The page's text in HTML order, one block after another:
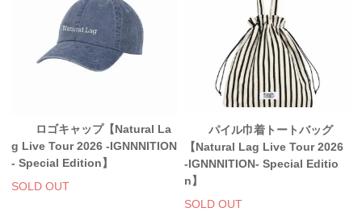
ロゴキャップ【Natural La
g Live Tour 2026 -IGNNNITION
- Special Edition】
SOLD OUT
パイル巾着トートバッグ
【Natural Lag Live Tour 2026
-IGNNNITION- Special Editio
n】
SOLD OUT